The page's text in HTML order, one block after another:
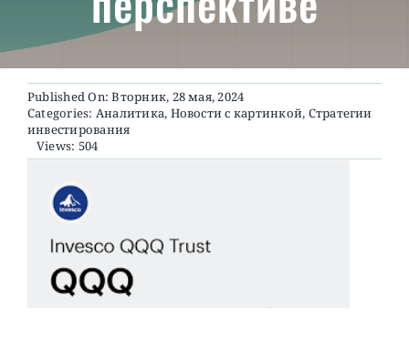
О ПРОЕКТЕ
Published On: Вторник, 28 мая, 2024
Categories: Аналитика, Новости с картинкой, Стратегии
инвестирования
Views: 504